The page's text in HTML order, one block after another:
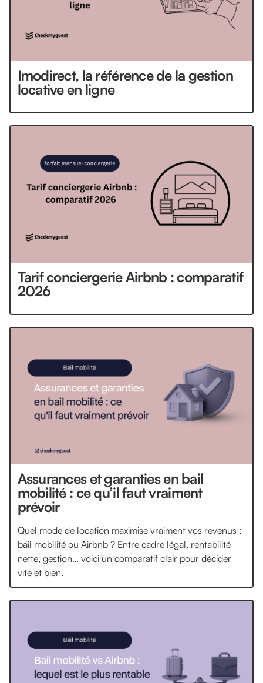
Imodirect, la référence de la gestion
locative en ligne
Tarif conciergerie Airbnb : comparatif
2026
Assurances et garanties en bail
mobilité : ce qu’il faut vraiment
prévoir
Quel mode de location maximise vraiment vos revenus :
bail mobilité ou Airbnb ? Entre cadre légal, rentabilité
nette, gestion… voici un comparatif clair pour décider
vite et bien.